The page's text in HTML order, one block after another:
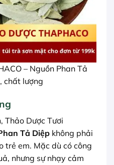
– Nguồn Phan Tả
chất lượng
Thảo Dược Tươi
Tả Diệp không phải
trẻ em. Mặc dù có công
nhưng sự nhạy cảm